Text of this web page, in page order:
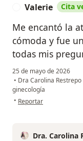
Valerie Cita
Me encantó la
cómoda y fue
todas mis
25 de mayo de 2026
• Dra Carolina
ginecología
• en opinión del usuario
Reportar
Dra. Carolina